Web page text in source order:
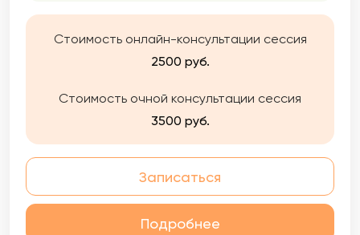
лучшему пониманию своих эмоций, чувств и
Стоимость онлайн-консультации сессия
2500 руб.
Стоимость очной консультации сессия
3500 руб.
Записаться
Подробнее